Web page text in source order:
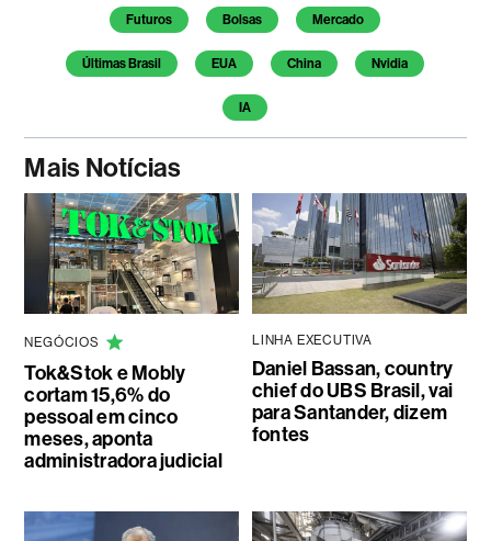
Temas deste artigo
Futuros Bolsas Mercado
Últimas Brasil EUA China Nvidia
IA
Mais Notícias
NEGÓCIOS
Tok&Stok e Mobly
cortam 15,6% do
pessoal em cinco
meses, aponta
administradora judicial
LINHA EXECUTIVA
Daniel Bassan, country
chief do UBS Brasil, vai
para Santander, dizem
fontes